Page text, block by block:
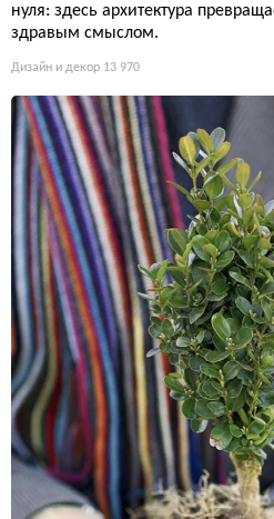
нуля: здесь архитектура
здравым смыслом.
Дизайн и декор 13 970